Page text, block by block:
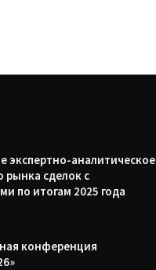
экспертно-аналитическое
рынка сделок с
по итогам 2025 года
конференция